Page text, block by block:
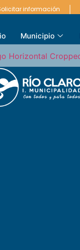
información
Municipio